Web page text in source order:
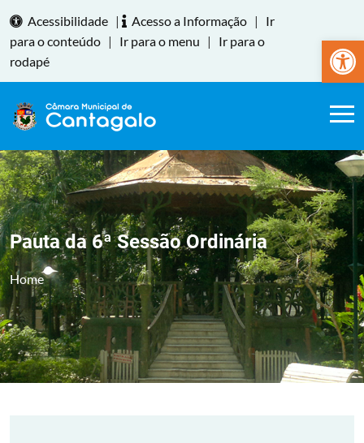
Abrir
Acessibilidade | Acesso a Informação |
Ir
para o conteúdo | Ir para o menu |
Ir para o
rodapé
Pauta da 6ª Sessão Ordinária
Home